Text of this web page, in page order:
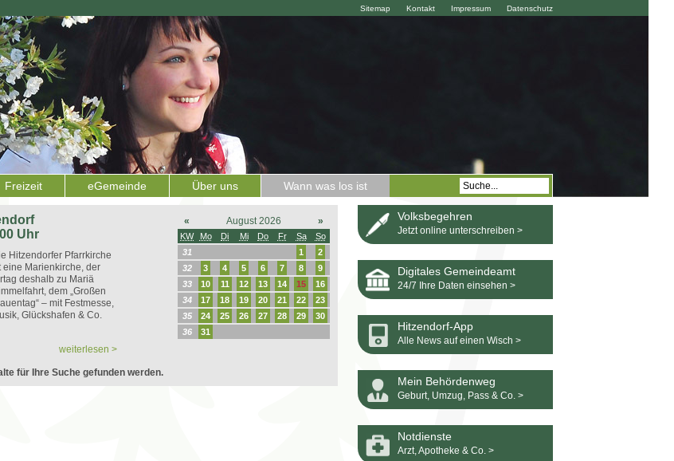
Datenschutz
Impressum
Kontakt
Sitemap
Freizeit eGemeinde Über uns Wann was los ist
Uhr
Hitzendorfer Pfarrkirche
eine Marienkirche, der
deshalb zu Mariä
dem „Großen
– mit Festmesse,
Glückshafen & Co.
weiterlesen >
« August 2026 »
KW Mo Di Mi Do Fr Sa
So
31
1
2
32
3 4 5 6 7 8
9
33
10 11 12 13 14 15
16
34
17 18 19 20 21 22
23
35
24 25 26 27 28 29
30
36
31
für Ihre Suche gefunden werden.
Volksbegehren
Jetzt online unterschreiben >
Digitales Gemeindeamt
24/7 Ihre Daten einsehen >
Hitzendorf-App
Alle News auf einen Wisch >
Mein Behördenweg
Geburt, Umzug, Pass & Co. >
Notdienste
Arzt, Apotheke & Co. >